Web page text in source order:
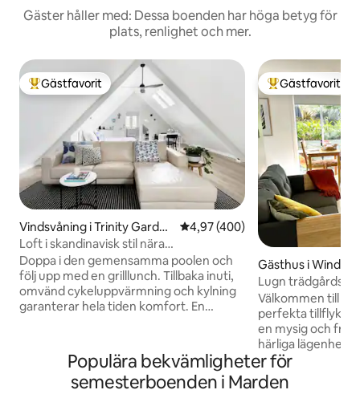
Gäster håller med: Dessa boenden har höga betyg för
plats, renlighet och mer.
Populär gästfavorit
Gästfavorit
Vindsvåning i Trinity Garden
s
4,97 av 5 i genomsnittligt
4,97 (400)
Loft i skandinavisk stil nära
kosmopolitiska Norwood Parade
Doppa i den gemensamma poolen och
följ upp med en grilllunch. Tillbaka inuti,
omvänd cykeluppvärmning och kylning
garanterar hela tiden komfort. En
lyxiga ekologiska produkter för
bortskämdhet. En lätt kontinental
frukost finns också. Eftersom pentryt
Populär
Gästfavorit
Gästhus i
Lugn
Julie's Place
Välkommen till
perfekta
en mysig och fridfull
härliga lägenhet
Windsor
från den
Linear Park-stigen. Oavsett om du är
Populära bekvämligheter för
semesterboenden i Marden